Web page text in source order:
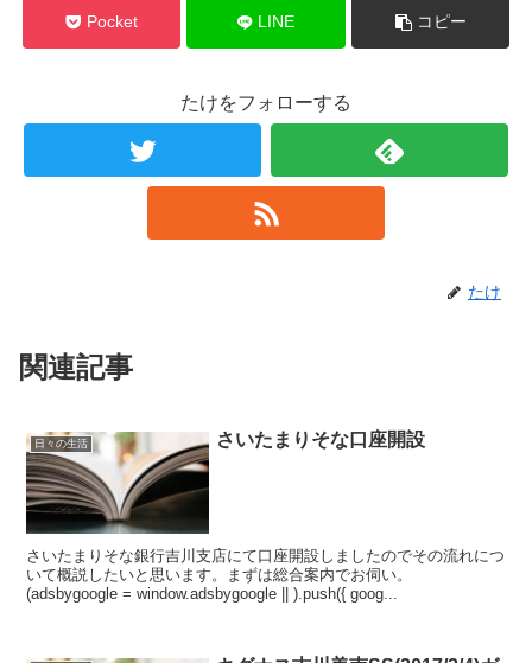
Pocket LINE コピー
たけをフォローする
たけ
関連記事
日々の生活 さいたまりそな口座開設
さいたまりそな銀行吉川支店にて口座開設しましたのでその流れにつ
いて概説したいと思います。まずは総合案内でお伺い。
(adsbygoogle = window.adsbygoogle || ).push({ goog...